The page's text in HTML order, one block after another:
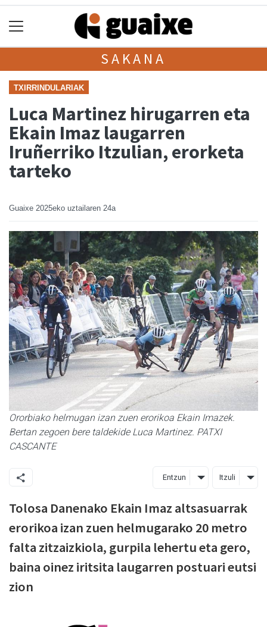
SAKANA
TXIRRINDULARIAK
Luca Martinez hirugarren eta
Ekain Imaz laugarren
Iruñerriko Itzulian, erorketa
tarteko
Guaixe 2025eko uztailaren 24a
Ororbiako helmugan izan zuen erorikoa Ekain Imazek.
Bertan zegoen bere taldekide Luca Martinez. PATXI
CASCANTE
Entzun Itzuli
Tolosa Danenako Ekain Imaz altsasuarrak
erorikoa izan zuen helmugarako 20 metro
falta zitzaizkiola, gurpila lehertu eta gero,
baina oinez iritsita laugarren postuari eutsi
zion